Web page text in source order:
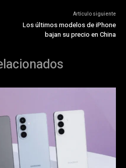
Artículo siguiente
Los últimos modelos de iPhone
bajan su precio en China